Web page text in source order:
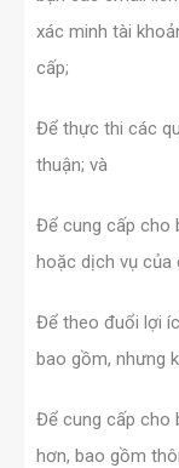
xác minh tài
cấp;
Để thực thi các
thuận; và
Để cung cấp cho
hoặc dịch vụ của
Để theo đuổi lợi
bao gồm, nhưng
Để cung cấp cho
hơn, bao gồm